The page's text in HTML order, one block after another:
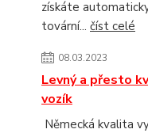
získáte
tovární... číst celé
08.03.2023
Levný a přesto
vozík
Německá kvalita